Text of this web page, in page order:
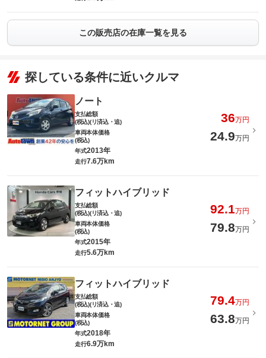
この販売店の在庫一覧を見る
探している条件に近いクルマ
ノート
支払総額
(税込)(リ済込・追)
36万円
車両本体価格
(税込)
24.9万円
年式2013年
走行7.6万km
フィットハイブリッド
支払総額
(税込)(リ済込・追)
92.1万円
車両本体価格
(税込)
79.8万円
年式2015年
走行5.6万km
フィットハイブリッド
支払総額
(税込)(リ済込・追)
79.4万円
車両本体価格
(税込)
63.8万円
年式2018年
走行6.9万km